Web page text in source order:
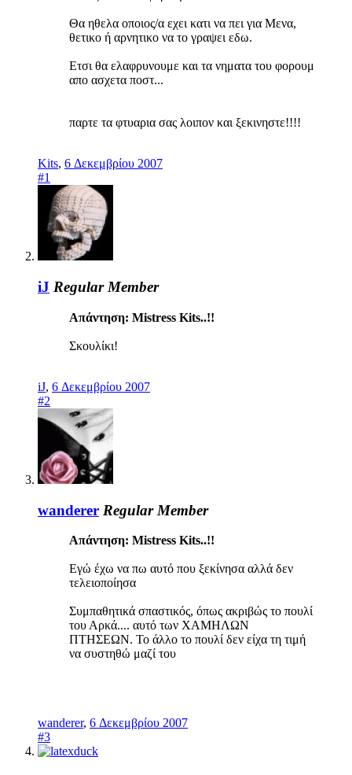
Θα ηθελα οποιος/α εχει κατι να πει για Μενα,
θετικο ή αρνητικο να το γραψει εδω.
Ετσι θα ελαφρυνουμε και τα νηματα του φορουμ
απο ασχετα ποστ...
παρτε τα φτυαρια σας λοιπον και ξεκινηστε!!!!
Kits, 6 Δεκεμβρίου 2007
#1
iJ Regular Member
Απάντηση: Mistress Kits..!!
Σκουλίκι!
iJ, 6 Δεκεμβρίου 2007
#2
wanderer Regular Member
Απάντηση: Mistress Kits..!!
Εγώ έχω να πω αυτό που ξεκίνησα αλλά δεν
τελειοποίησα
Συμπαθητικά σπαστικός, όπως ακριβώς το πουλί
του Αρκά.... αυτό των ΧΑΜΗΛΩΝ
ΠΤΗΣΕΩΝ. Το άλλο το πουλί δεν είχα τη τιμή
να συστηθώ μαζί του
wanderer, 6 Δεκεμβρίου 2007
#3